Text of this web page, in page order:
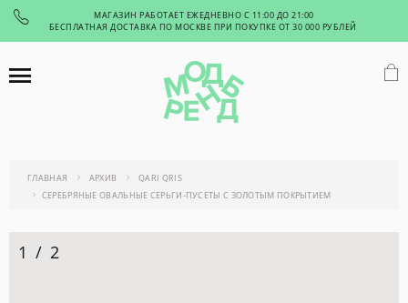
МАГАЗИН РАБОТАЕТ ЕЖЕДНЕВНО С 11:00 ДО 21:00
БЕСПЛАТНАЯ ДОСТАВКА ПО МОСКВЕ ПРИ ПОКУПКЕ ОТ 30 000 РУБЛЕЙ
ГЛАВНАЯ АРХИВ
QARI QRIS
СЕРЕБРЯНЫЕ ОВАЛЬНЫЕ СЕРЬГИ-ПУСЕТЫ С ЗОЛОТЫМ ПОКРЫТИЕМ
1 / 2